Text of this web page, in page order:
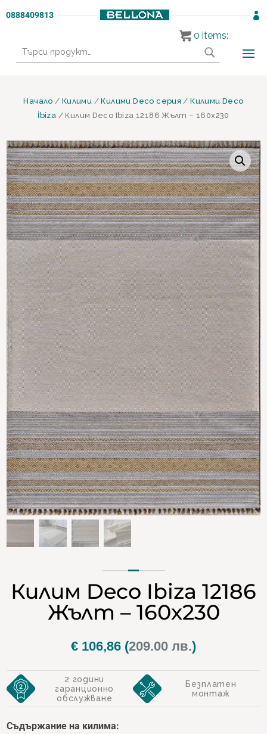
0888409813 
за:
Начало / Килими /Килими Deco серия /Килими Deco
İbiza / Килим Deco Ibiza 12186 Жълт – 160х230
Килим Deco Ibiza 12186
Жълт – 160х230
€ 106,86 (209.00 лв.)
2 години
гаранционно
обслужване
Безплатен
монтаж
Съдържание на килима:
0 items: